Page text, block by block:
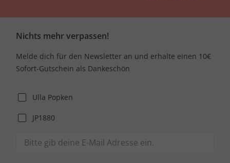
Nichts mehr verpassen!
Melde dich für den Newsletter an und erhalte einen 10€
Sofort-Gutschein als Dankeschön
Ulla Popken
JP1880